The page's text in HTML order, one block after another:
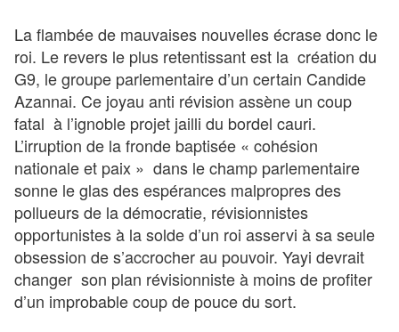
La flambée de mauvaises nouvelles écrase donc le
roi. Le revers le plus retentissant est la création du
G9, le groupe parlementaire d’un certain Candide
Azannai. Ce joyau anti révision assène un coup
fatal à l’ignoble projet jailli du bordel cauri.
L’irruption de la fronde baptisée « cohésion
nationale et paix » dans le champ parlementaire
sonne le glas des espérances malpropres des
pollueurs de la démocratie, révisionnistes
opportunistes à la solde d’un roi asservi à sa seule
obsession de s’accrocher au pouvoir. Yayi devrait
changer son plan révisionniste à moins de profiter
d’un improbable coup de pouce du sort.